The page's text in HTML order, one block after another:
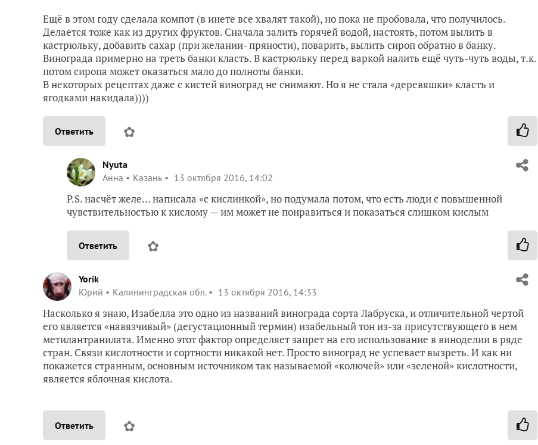
Ещё в этом году сделала компот (в инете все хвалят такой), но пока не пробовала, что получилось.
Делается тоже как из других фруктов. Сначала залить горячей водой, настоять, потом вылить в
кастрюльку, добавить сахар (при желании- пряности), поварить, вылить сироп обратно в банку.
Винограда примерно на треть банки класть. В кастрюльку перед варкой налить ещё чуть-чуть воды, т.к.
потом сиропа может оказаться мало до полноты банки.
В некоторых рецептах даже с кистей виноград не снимают. Но я не стала «деревяшки» класть и
ягодками накидала))))
Ответить ✿
Nyuta
Анна
Казань 13 октября 2016, 14:02
P.S. насчёт желе… написала «с кислинкой», но подумала потом, что есть люди с повышенной
чувствительностью к кислому — им может не понравиться и показаться слишком кислым
Ответить ✿
Yorik
Юрий
Калининградская обл. 13 октября 2016, 14:33
Насколько я знаю, Изабелла это одно из названий винограда сорта Лабруска, и отличительной чертой
его является «навязчивый» (дегустационный термин) изабельный тон из-за присутствующего в нем
метилантранилата. Именно этот фактор определяет запрет на его использование в виноделии в ряде
стран. Связи кислотности и сортности никакой нет. Просто виноград не успевает вызреть. И как ни
покажется странным, основным источником так называемой «колючей» или «зеленой» кислотности,
является яблочная кислота.
Ответить ✿